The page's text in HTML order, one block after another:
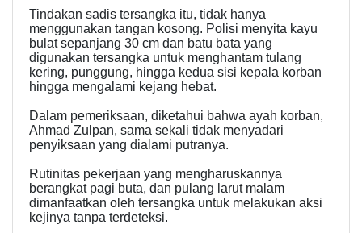
​Tindakan sadis tersangka itu, tidak hanya
menggunakan tangan kosong. Polisi menyita kayu
bulat sepanjang 30 cm dan batu bata yang
digunakan tersangka untuk menghantam tulang
kering, punggung, hingga kedua sisi kepala korban
hingga mengalami kejang hebat.
​Dalam pemeriksaan, diketahui bahwa ayah korban,
Ahmad Zulpan, sama sekali tidak menyadari
penyiksaan yang dialami putranya.
Rutinitas pekerjaan yang mengharuskannya
berangkat pagi buta, dan pulang larut malam
dimanfaatkan oleh tersangka untuk melakukan aksi
kejinya tanpa terdeteksi.